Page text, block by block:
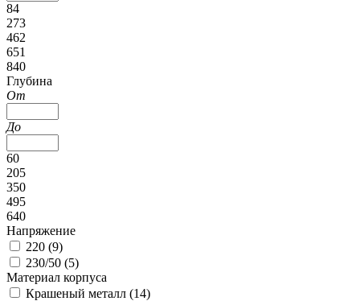
84
273
462
651
840
Глубина
От
До
60
205
350
495
640
Напряжение
220 (9)
230/50 (5)
Материал корпуса
Крашеный металл (14)